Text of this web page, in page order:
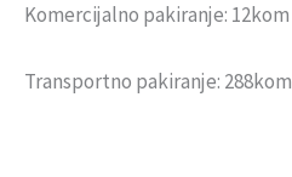
Komercijalno pakiranje: 12kom
Transportno pakiranje: 288kom